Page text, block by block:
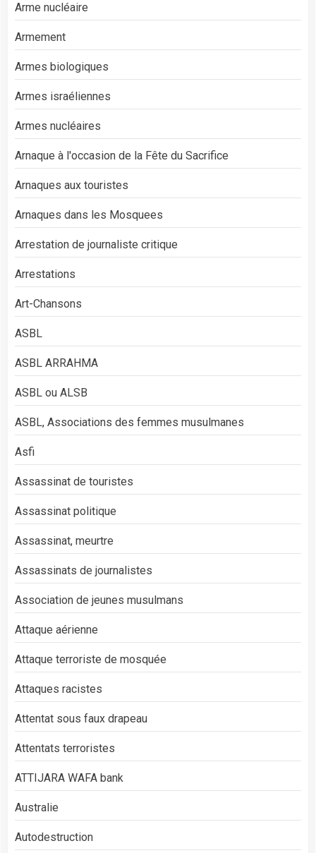
Arme nucléaire
Armement
Armes biologiques
Armes israéliennes
Armes nucléaires
Arnaque à l'occasion de la Fête du Sacrifice
Arnaques aux touristes
Arnaques dans les Mosquees
Arrestation de journaliste critique
Arrestations
Art-Chansons
ASBL
ASBL ARRAHMA
ASBL ou ALSB
ASBL, Associations des femmes musulmanes
Asfi
Assassinat de touristes
Assassinat politique
Assassinat, meurtre
Assassinats de journalistes
Association de jeunes musulmans
Attaque aérienne
Attaque terroriste de mosquée
Attaques racistes
Attentat sous faux drapeau
Attentats terroristes
ATTIJARA WAFA bank
Australie
Autodestruction